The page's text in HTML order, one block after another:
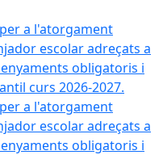
a l'atorgament
escolar adreçats a
obligatoris i
curs 2026-2027.
a l'atorgament
escolar adreçats a
obligatoris i